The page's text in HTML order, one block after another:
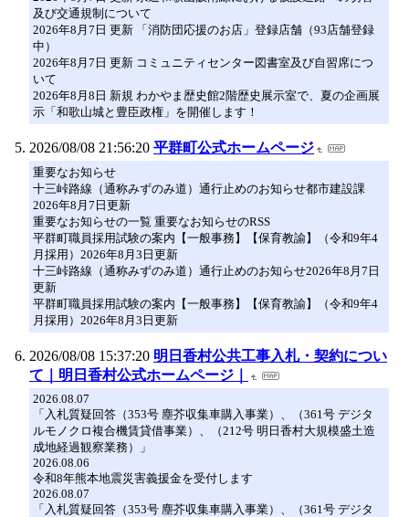
及び交通規制について
2026年8月7日 更新 「消防団応援のお店」登録店舗（93店舗登録
中）
2026年8月7日 更新 コミュニティセンター図書室及び自習席につ
いて
2026年8月8日 新規 わかやま歴史館2階歴史展示室で、夏の企画展
示「和歌山城と豊臣政権」を開催します！
2026/08/08 21:56:20 平群町公式ホームページ
重要なお知らせ
十三峠路線（通称みずのみ道）通行止めのお知らせ都市建設課
2026年8月7日更新
重要なお知らせの一覧 重要なお知らせのRSS
平群町職員採用試験の案内【一般事務】【保育教諭】（令和9年4
月採用）2026年8月3日更新
十三峠路線（通称みずのみ道）通行止めのお知らせ2026年8月7日
更新
平群町職員採用試験の案内【一般事務】【保育教諭】（令和9年4
月採用）2026年8月3日更新
2026/08/08 15:37:20 明日香村公共工事入札・契約につい
て｜明日香村公式ホームページ｜
2026.08.07
「入札質疑回答（353号 塵芥収集車購入事業）、（361号 デジタ
ルモノクロ複合機賃貸借事業）、（212号 明日香村大規模盛土造
成地経過観察業務）」
2026.08.06
令和8年熊本地震災害義援金を受付します
2026.08.07
「入札質疑回答（353号 塵芥収集車購入事業）、（361号 デジタ